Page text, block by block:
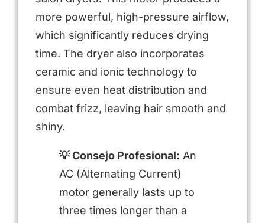
more powerful, high-pressure airflow,
which significantly reduces drying
time. The dryer also incorporates
ceramic and ionic technology to
ensure even heat distribution and
combat frizz, leaving hair smooth and
shiny.
💡 Consejo Profesional: An
AC (Alternating Current)
motor generally lasts up to
three times longer than a